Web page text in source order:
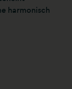
harmonisch